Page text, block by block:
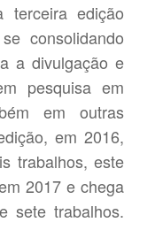
terceira edição
consolidando
a divulgação e
pesquisa em
em outras
em 2016,
trabalhos, este
2017 e chega
sete trabalhos.